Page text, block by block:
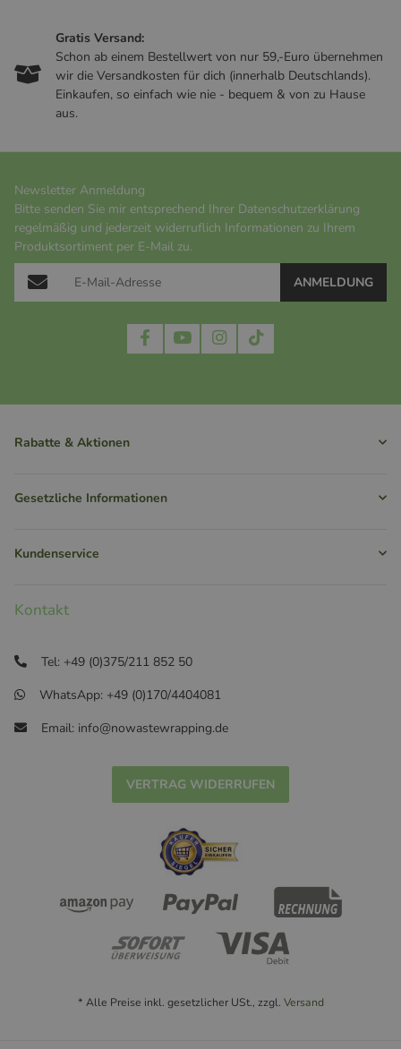
Gratis Versand:
Schon ab einem Bestellwert von nur 59,-Euro übernehmen
wir die Versandkosten für dich (innerhalb Deutschlands).
Einkaufen, so einfach wie nie - bequem & von zu Hause
aus.
Newsletter Anmeldung
Bitte senden Sie mir entsprechend Ihrer Datenschutzerklärung
regelmäßig und jederzeit widerruflich Informationen zu Ihrem
Produktsortiment per E-Mail zu.
ANMELDUNG
Rabatte & Aktionen
Gesetzliche Informationen
Kundenservice
Kontakt
Tel: +49 (0)375/211 852 50
WhatsApp: +49 (0)170/4404081
Email: info@nowastewrapping.de
VERTRAG WIDERRUFEN
* Alle Preise inkl. gesetzlicher USt., zzgl. Versand